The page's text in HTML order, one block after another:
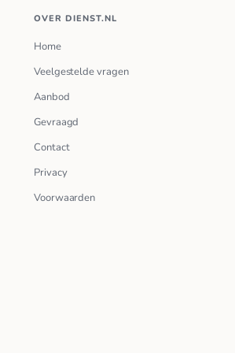
OVER DIENST.NL
Home
Veelgestelde vragen
Aanbod
Gevraagd
Contact
Privacy
Voorwaarden